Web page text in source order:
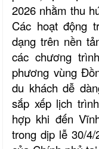
2026 nhằm thu
Các hoạt động
dạng trên nền
các chương
phương vùng
du khách dễ
sắp xếp lịch
hợp khi đến
trong dịp lễ 30/4/